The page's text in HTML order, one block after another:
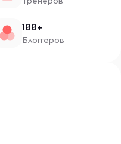
100+
Блоггеров